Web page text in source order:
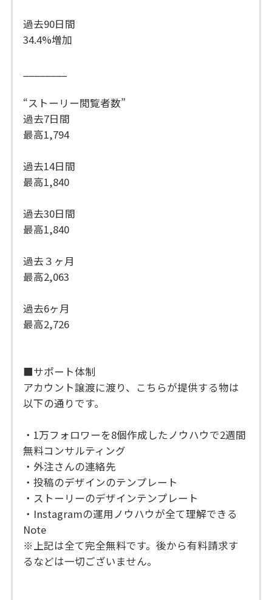
過去90日間
34.4%増加
“ストーリー閲覧者数”
過去7日間
最高1,794
過去14日間
最高1,840
過去30日間
最高1,840
過去３ヶ月
最高2,063
過去6ヶ月
最高2,726
■サポート体制
アカウント譲渡に渡り、こちらが提供する物は
以下の通りです。
・1万フォロワーを8個作成したノウハウで2週間
無料コンサルティング
・外注さんの連絡先
・投稿のデザインのテンプレート
・ストーリーのデザインテンプレート
・Instagramの運用ノウハウが全て理解できる
Note
※上記は全て完全無料です。後から有料請求す
るなどは一切ございません。